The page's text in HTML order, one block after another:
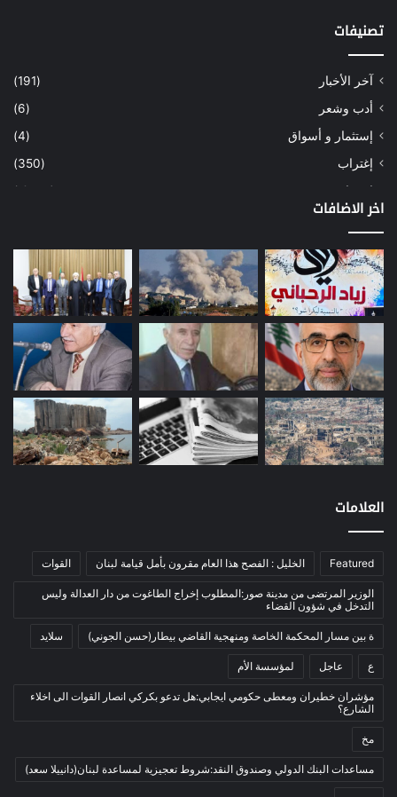
تصنيفات
آخر الأخبار
(191)
أدب وشعر
(6)
إستثمار و أسواق
(4)
إغتراب
(350)
إقتصاد
(1٬039)
إعمار
(3)
بيئة
(16)
دراسة
(24)
طاقة
مصارف
(168)
معادن
موازنة
(4)
نفط
(91)
اتصالات
(26)
بيئة
(1٬227)
أدب وشعر
بروفايل
تربية وتعليم
(73)
اخر الاضافات
العلامات
Featured الخليل : الفصح هذا العام مقرون بأمل قيامة لبنان القوات
الوزير المرتضى من مدينة صور:المطلوب إخراج الطاغوت من دار العدالة وليس
التدخل في شؤون القضاء
ة بين مسار المحكمة الخاصة ومنهجية القاضي بيطار(حسن الجوني) سلايد
ع عاجل لمؤسسة الأم
مؤشران خطيران ومعطى حكومي ايجابي:هل تدعو بكركي انصار القوات الى اخلاء
الشارع؟
مخ
مساعدات البنك الدولي وصندوق النقد:شروط تعجيزية لمساعدة لبنان(دانييلا سعد)